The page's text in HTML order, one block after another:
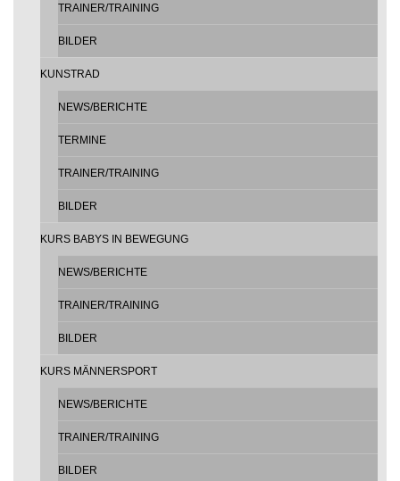
TRAINER/TRAINING
BILDER
KUNSTRAD
NEWS/BERICHTE
TERMINE
TRAINER/TRAINING
BILDER
KURS BABYS IN BEWEGUNG
NEWS/BERICHTE
TRAINER/TRAINING
BILDER
KURS MÄNNERSPORT
NEWS/BERICHTE
TRAINER/TRAINING
BILDER